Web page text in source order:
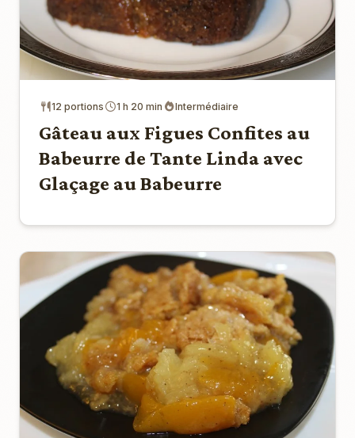
12 portions 1 h 20 min Intermédiaire
Gâteau aux Figues Confites au
Babeurre de Tante Linda avec
Glaçage au Babeurre